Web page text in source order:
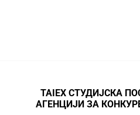
TAIEX СТУДИЈСКА
АГЕНЦИЈИ ЗА